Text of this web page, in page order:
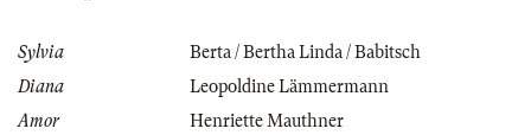
Sylvia
Berta / Bertha Linda / Babitsch
Diana
Leopoldine Lämmermann
Amor
Henriette Mauthner